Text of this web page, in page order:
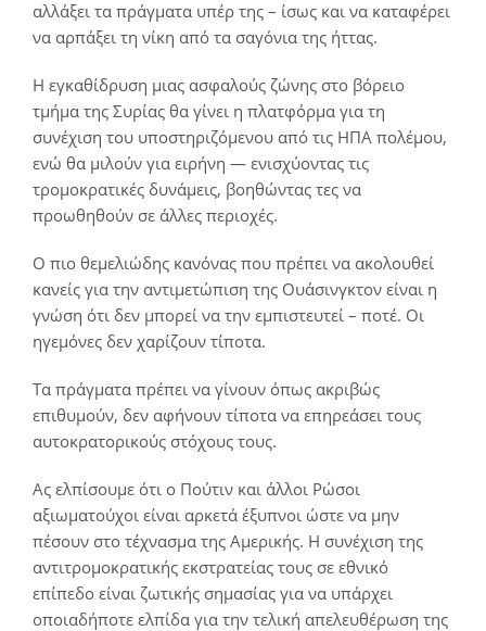
αλλάξει τα πράγματα υπέρ της – ίσως και να καταφέρει
να αρπάξει τη νίκη από τα σαγόνια της ήττας.
Η εγκαθίδρυση μιας ασφαλούς ζώνης στο βόρειο
τμήμα της Συρίας θα γίνει η πλατφόρμα για τη
συνέχιση του υποστηριζόμενου από τις ΗΠΑ πολέμου,
ενώ θα μιλούν για ειρήνη ― ενισχύοντας τις
τρομοκρατικές δυνάμεις, βοηθώντας τες να
προωθηθούν σε άλλες περιοχές.
Ο πιο θεμελιώδης κανόνας που πρέπει να ακολουθεί
κανείς για την αντιμετώπιση της Ουάσινγκτον είναι η
γνώση ότι δεν μπορεί να την εμπιστευτεί – ποτέ. Οι
ηγεμόνες δεν χαρίζουν τίποτα.
Tα πράγματα πρέπει να γίνουν όπως ακριβώς
επιθυμούν, δεν αφήνουν τίποτα να επηρεάσει τους
αυτοκρατορικούς στόχους τους.
Ας ελπίσουμε ότι ο Πούτιν και άλλοι Ρώσοι
αξιωματούχοι είναι αρκετά έξυπνοι ώστε να μην
πέσουν στο τέχνασμα της Αμερικής. Η συνέχιση της
αντιτρομοκρατικής εκστρατείας τους σε εθνικό
επίπεδο είναι ζωτικής σημασίας για να υπάρχει
οποιαδήποτε ελπίδα για την τελική απελευθέρωση της